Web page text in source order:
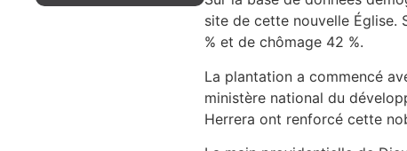
site de cette nouvelle Église.
% et de chômage 42 %.
La plantation a commencé
ministère national du
Herrera ont renforcé cette